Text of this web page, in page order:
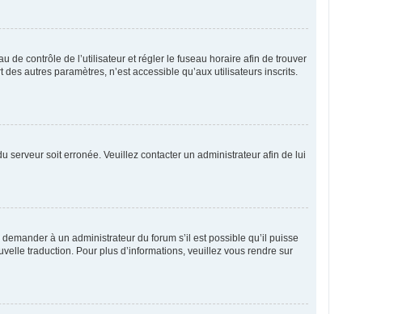
de contrôle de l’utilisateur et régler le fuseau horaire afin de trouver
autres paramètres, n’est accessible qu’aux utilisateurs inscrits.
serveur soit erronée. Veuillez contacter un administrateur afin de lui
à un administrateur du forum s’il est possible qu’il puisse
traduction. Pour plus d’informations, veuillez vous rendre sur